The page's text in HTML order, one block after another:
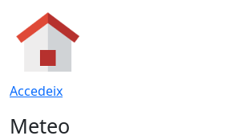
Accedeix
Meteo